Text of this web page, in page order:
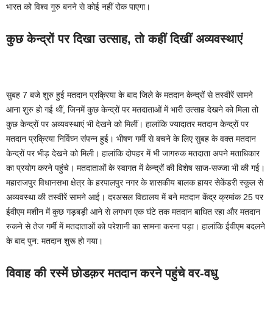
भारत को विश्व गुरु बनने से कोई नहीं रोक पाएगा।
कुछ केन्द्रों पर दिखा उत्साह, तो कहीं दिखीं अव्यवस्थाएं
सुबह 7 बजे शुरु हुई मतदान प्रक्रिया के बाद जिले के मतदान केन्द्रों से तस्वीरें सामने
आना शुरु हो गई थीं, जिनमें कुछ केन्द्रों पर मतदाताओं में भारी उत्साह देखने को मिला तो
कुछ केन्द्रों पर अव्यवस्थाएं भी देखने को मिलीं। हालांकि ज्यादातर मतदान केन्द्रों पर
मतदान प्रक्रिया निर्विघ्न संपन्न हुई। भीषण गर्मी से बचने के लिए सुबह के वक्त मतदान
केन्द्रों पर भीड़ देखने को मिली। हालांकि दोपहर में भी जागरुक मतदाता अपने मताधिकार
का प्रयोग करने पहुंचे। मतदाताओं के स्वागत में केन्द्रों की विशेष साज-सज्जा भी की गई।
महाराजपुर विधानसभा क्षेत्र के हरपालपुर नगर के शासकीय बालक हायर सेकेंडरी स्कूल से
अव्यवस्था की तस्वीरें सामने आई। दरअसल विद्यालय में बने मतदान केंद्र क्रमांक 25 पर
ईवीएम मशीन में कुछ गड़बड़ी आने से लगभग एक घंटे तक मतदान बाधित रहा और मतदान
रुकने से तेज गर्मी में मतदाताओं को परेशानी का सामना करना पड़ा। हालांकि ईवीएम बदलने
के बाद पुन: मतदान शुरू हो गया।
विवाह की रस्में छोडक़र मतदान करने पहुंचे वर-वधु